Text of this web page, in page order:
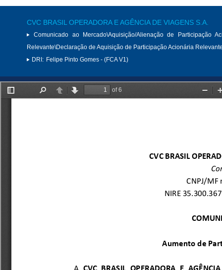
CVC BRASIL OPERADORA E AGÊNCIA DE VIAGENS S.A.
Comunicado ao Mercado\Aquisição/Alienação de Participação
Relevante\Declaração de Aquisição de Participação Acionária
DRI: Felipe Pinto Gomes - (FCA V1)